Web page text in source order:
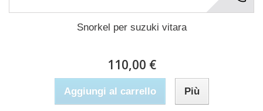
Snorkel per suzuki vitara
110,00 €
Aggiungi al carrello Più